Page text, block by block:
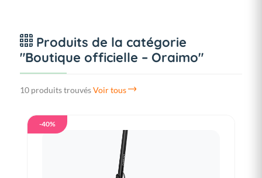
Produits de la catégorie
"Boutique officielle – Oraimo"
10 produits trouvésVoir tous
-40%